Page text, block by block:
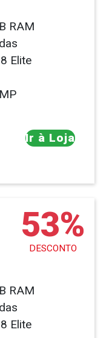
RAM
Elite
Ir à Loja
53%
DESCONTO
RAM
Elite